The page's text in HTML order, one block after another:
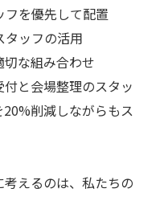
を優先して配置
タッフの活用
な組み合わせ
と会場整理のスタッ
削減しながらもス
えるのは、私たちの